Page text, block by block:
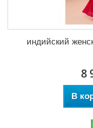
индийский
8
В